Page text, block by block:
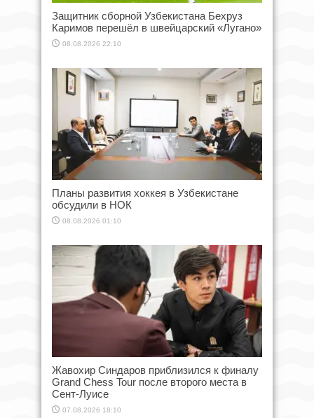
Защитник сборной Узбекистана Бехруз
Каримов перешёл в швейцарский «Лугано»
08.08.2026 22:10
Планы развития хоккея в Узбекистане
обсудили в НОК
08.08.2026 01:10
Жавохир Синдаров приблизился к финалу
Grand Chess Tour после второго места в
Сент-Луисе
07.08.2026 18:10